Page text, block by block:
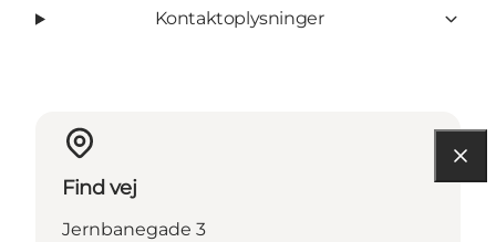
Kontaktoplysninger
Find vej
Jernbanegade 3